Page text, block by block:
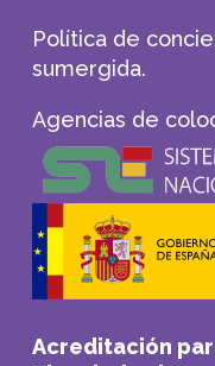
Política de
sumergida.
Agencias de
Acreditación